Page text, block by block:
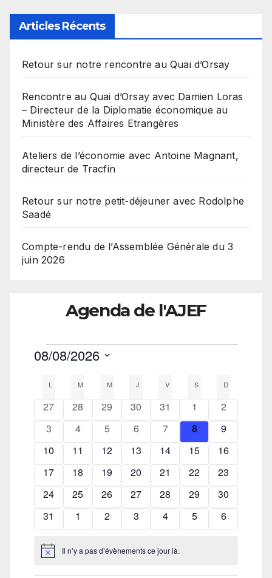
Articles Récents
Retour sur notre rencontre au Quai d’Orsay
Rencontre au Quai d’Orsay avec Damien Loras
– Directeur de la Diplomatie économique au
Ministère des Affaires Etrangères
Ateliers de l’économie avec Antoine Magnant,
directeur de Tracfin
Retour sur notre petit-déjeuner avec Rodolphe
Saadé
Compte-rendu de l’Assemblée Générale du 3
juin 2026
Agenda de l'AJEF